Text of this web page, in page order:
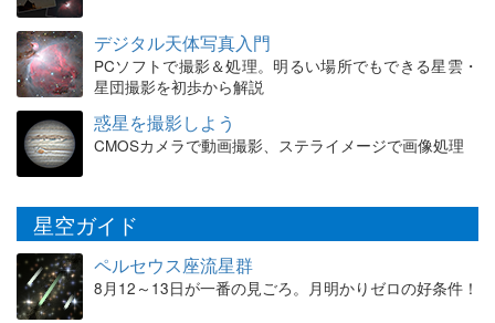
デジタル天体写真入門
PCソフトで撮影＆処理。明るい場所でもできる星雲・
星団撮影を初歩から解説
惑星を撮影しよう
CMOSカメラで動画撮影、ステライメージで画像処理
星空ガイド
ペルセウス座流星群
8月12～13日が一番の見ごろ。月明かりゼロの好条件！